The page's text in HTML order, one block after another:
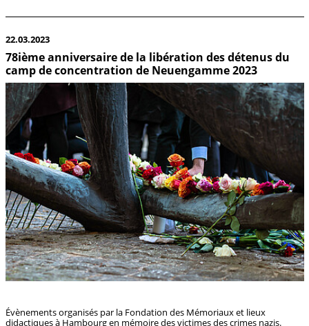
22.03.2023
78ième anniversaire de la libération des détenus du
camp de concentration de Neuengamme 2023
Évènements organisés par la Fondation des Mémoriaux et lieux
didactiques à Hambourg en mémoire des victimes des crimes nazis.